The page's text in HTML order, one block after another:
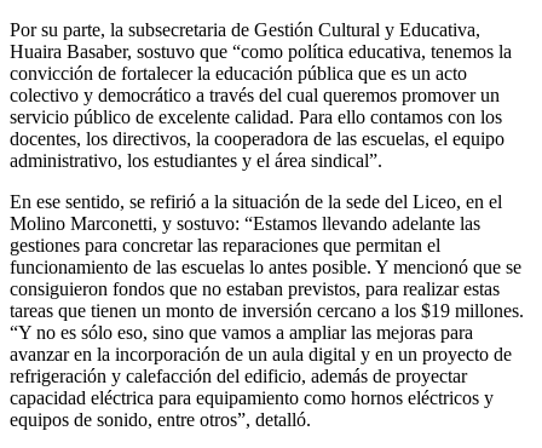
Por su parte, la subsecretaria de Gestión Cultural y Educativa,
Huaira Basaber, sostuvo que “como política educativa, tenemos la
convicción de fortalecer la educación pública que es un acto
colectivo y democrático a través del cual queremos promover un
servicio público de excelente calidad. Para ello contamos con los
docentes, los directivos, la cooperadora de las escuelas, el equipo
administrativo, los estudiantes y el área sindical”.
En ese sentido, se refirió a la situación de la sede del Liceo, en el
Molino Marconetti, y sostuvo: “Estamos llevando adelante las
gestiones para concretar las reparaciones que permitan el
funcionamiento de las escuelas lo antes posible. Y mencionó que se
consiguieron fondos que no estaban previstos, para realizar estas
tareas que tienen un monto de inversión cercano a los $19 millones.
“Y no es sólo eso, sino que vamos a ampliar las mejoras para
avanzar en la incorporación de un aula digital y en un proyecto de
refrigeración y calefacción del edificio, además de proyectar
capacidad eléctrica para equipamiento como hornos eléctricos y
equipos de sonido, entre otros”, detalló.